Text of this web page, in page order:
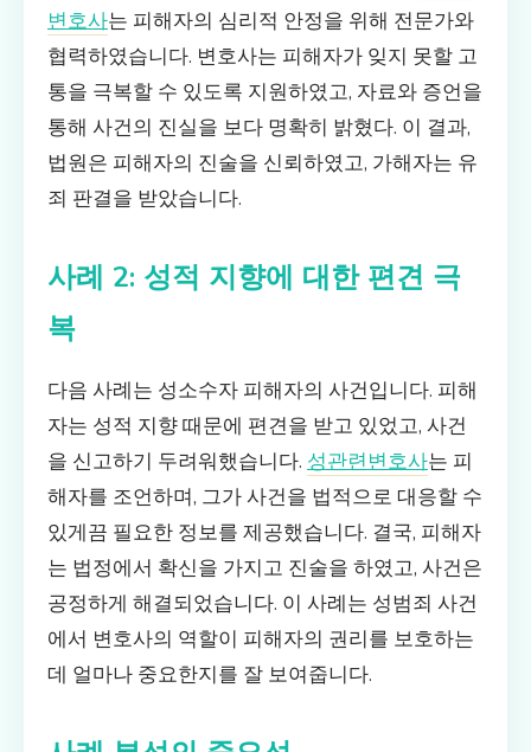
변호사는 피해자의 심리적 안정을 위해 전문가와
협력하였습니다. 변호사는 피해자가 잊지 못할 고
통을 극복할 수 있도록 지원하였고, 자료와 증언을
통해 사건의 진실을 보다 명확히 밝혔다. 이 결과,
법원은 피해자의 진술을 신뢰하였고, 가해자는 유
죄 판결을 받았습니다.
사례 2: 성적 지향에 대한 편견 극
복
다음 사례는 성소수자 피해자의 사건입니다. 피해
자는 성적 지향 때문에 편견을 받고 있었고, 사건
을 신고하기 두려워했습니다. 성관련변호사는 피
해자를 조언하며, 그가 사건을 법적으로 대응할 수
있게끔 필요한 정보를 제공했습니다. 결국, 피해자
는 법정에서 확신을 가지고 진술을 하였고, 사건은
공정하게 해결되었습니다. 이 사례는 성범죄 사건
에서 변호사의 역할이 피해자의 권리를 보호하는
데 얼마나 중요한지를 잘 보여줍니다.